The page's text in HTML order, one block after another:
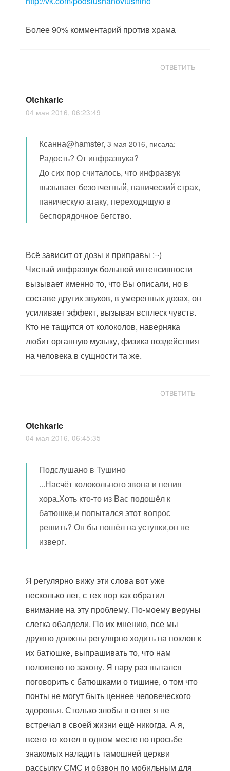
Более 90% комментарий против храма
ОТВЕТИТЬ
Otchkaric
04 мая 2016, 06:23:49
Ксанна@hamster,3 мая 2016, писала:
Радость? От инфразвука?
До сих пор считалось, что инфразвук
вызывает безотчетный, панический страх,
паническую атаку, переходящую в
беспорядочное бегство.
Всё зависит от дозы и приправы :¬)
Чистый инфразвук большой интенсивности
вызывает именно то, что Вы описали, но в
составе других звуков, в умеренных дозах, он
усиливает эффект, вызывая всплеск чувств.
Кто не тащится от колоколов, наверняка
любит органную музыку, физика воздействия
на человека в сущности та же.
ОТВЕТИТЬ
Otchkaric
04 мая 2016, 06:45:35
Подслушано в Тушино
...Насчёт колокольного звона и пения
хора.Хоть кто-то из Вас подошёл к
батюшке,и попытался этот вопрос
решить? Он бы пошёл на уступки,он не
изверг.
Я регулярно вижу эти слова вот уже
несколько лет, с тех пор как обратил
внимание на эту проблему. По-моему веруны
слегка обалдели. По их мнению, все мы
дружно должны регулярно ходить на поклон к
их батюшке, выпрашивать то, что нам
положено по закону. Я пару раз пытался
поговорить с батюшками о тишине, о том что
понты не могут быть ценнее человеческого
здоровья. Столько злобы в ответ я не
встречал в своей жизни ещё никогда. А я,
всего то хотел в одном месте по просьбе
знакомых наладить тамошней церкви
рассылку СМС и обзвон по мобильным для